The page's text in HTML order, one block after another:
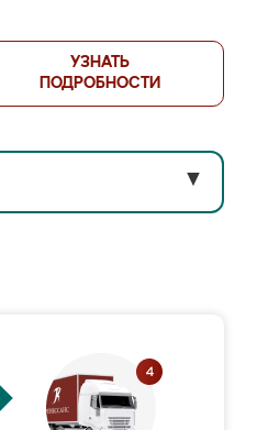
УЗНАТЬ
ПОДРОБНОСТИ
▼